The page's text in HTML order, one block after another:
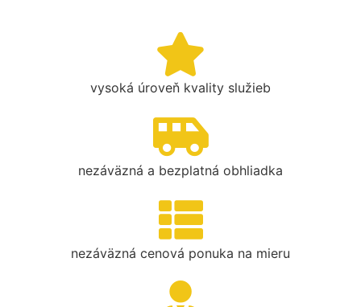
vysoká úroveň kvality služieb
nezáväzná a bezplatná obhliadka
nezáväzná cenová ponuka na mieru